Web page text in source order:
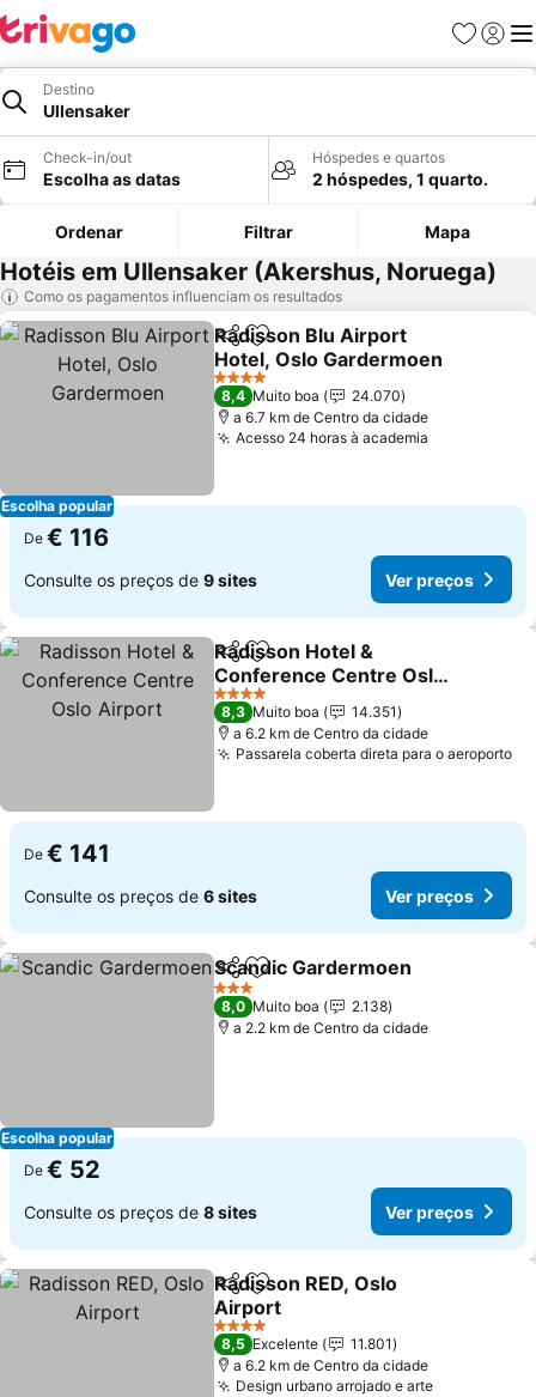
Favoritos
Iniciar
Destino
Ullensaker
Check-in/out
Escolha as datas
Hóspedes e quartos
2 hóspedes, 1 quarto.
Ordenar Filtrar Mapa
Hotéis em Ullensaker (Akershus, Noruega)
Como os pagamentos influenciam os resultados
Escolha popular
PartilharAdicionar aos favoritos
Radisson Blu Airport
Hotel, Oslo Gardermoen
4 Estrelas
8,4 Muito boa
24.070
a 6.7 km de Centro da cidade
Acesso 24 horas à academia
De € 116
Consulte os preços de 9 sites Ver preços
PartilharAdicionar aos favoritos
Radisson Hotel &
Conference Centre Oslo
Airport
4 Estrelas
8,3 Muito boa
14.351
a 6.2 km de Centro da cidade
Passarela coberta direta para o aeroporto
De € 141
Consulte os preços de 6 sites Ver preços
Escolha popular
PartilharAdicionar aos favoritos
Scandic Gardermoen
3 Estrelas
8,0 Muito boa
2.138
a 2.2 km de Centro da cidade
De € 52
Consulte os preços de 8 sites Ver preços
PartilharAdicionar aos favoritos
Radisson RED, Oslo
Airport
4 Estrelas
8,5 Excelente
11.801
a 6.2 km de Centro da cidade
Design urbano arrojado e arte